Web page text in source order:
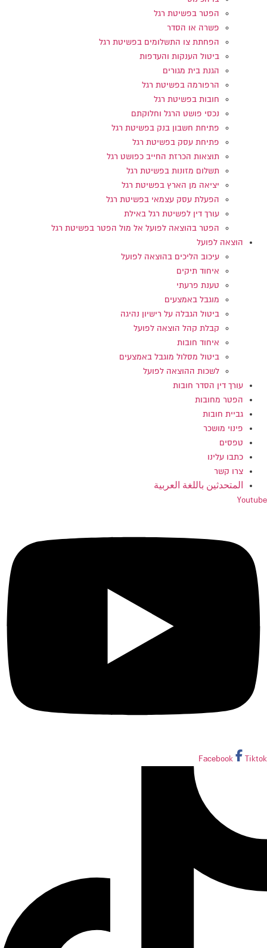
הפטר בפשיטת רגל
פשרה או הסדר
הפחתת צו התשלומים בפשיטת רגל
ביטול הענקות והעדפות
הגנת בית מגורים
הרפורמה בפשיטת רגל
חובות בפשיטת רגל
נכסי פושט הרגל וחלוקתם
פתיחת חשבון בנק בפשיטת רגל
פתיחת עסק בפשיטת רגל
תוצאות הכרזת החייב כפושט רגל
תשלום מזונות בפשיטת רגל
יציאה מן הארץ בפשיטת רגל
הפעלת עסק עצמאי בפשיטת רגל
עורך דין לפשיטת רגל באילת
הפטר בהוצאה לפועל אל מול הפטר בפשיטת רגל
הוצאה לפועל
עיכוב הליכים בהוצאה לפועל
איחוד תיקים
טענת פרעתי
מוגבל באמצעים
ביטול הגבלה על רישיון נהיגה
קבלת קהל הוצאה לפועל
איחוד חובות
ביטול מסלול מוגבל באמצעים
לשכות ההוצאה לפועל
עורך דין הסדר חובות
הפטר מחובות
גביית חובות
פינוי מושכר
טפסים
כתבו עלינו
צרו קשר
المتحدثين باللغة العربية
Youtube
Facebook Tiktok